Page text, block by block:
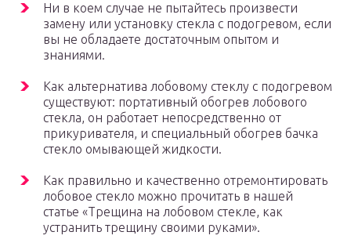
Ни в коем случае не пытайтесь произвести
замену или установку стекла с подогревом, если
вы не обладаете достаточным опытом и
знаниями.
Как альтернатива лобовому стеклу с подогревом
существуют: портативный обогрев лобового
стекла, он работает непосредственно от
прикуривателя, и специальный обогрев бачка
стекло омывающей жидкости.
Как правильно и качественно отремонтировать
лобовое стекло можно прочитать в нашей
статье «Трещина на лобовом стекле, как
устранить трещину своими руками».